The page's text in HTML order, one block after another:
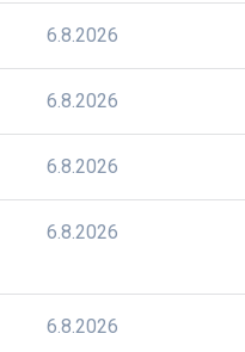
6.8.2026
6.8.2026
6.8.2026
6.8.2026
6.8.2026